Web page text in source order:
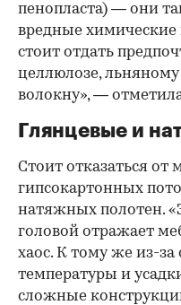
пенопласта) — они
вредные химические
стоит отдать
целлюлозе,
волокну», —
Глянцевые и
Стоит отказаться от
гипсокартонных
натяжных полотен.
головой отражает
хаос. К тому же из-
температуры и
сложные